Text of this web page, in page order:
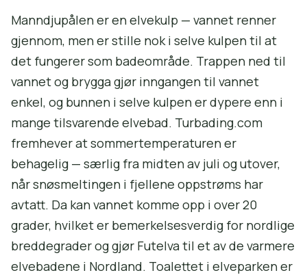
Manndjupålen er en elvekulp — vannet renner
gjennom, men er stille nok i selve kulpen til at
det fungerer som badeområde. Trappen ned til
vannet og brygga gjør inngangen til vannet
enkel, og bunnen i selve kulpen er dypere enn i
mange tilsvarende elvebad. Turbading.com
fremhever at sommertemperaturen er
behagelig — særlig fra midten av juli og utover,
når snøsmeltingen i fjellene oppstrøms har
avtatt. Da kan vannet komme opp i over 20
grader, hvilket er bemerkelsesverdig for nordlige
breddegrader og gjør Futelva til et av de varmere
elvebadene i Nordland. Toalettet i elveparken er